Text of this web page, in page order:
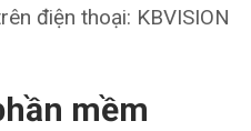
điện thoại: KBVISION
mềm